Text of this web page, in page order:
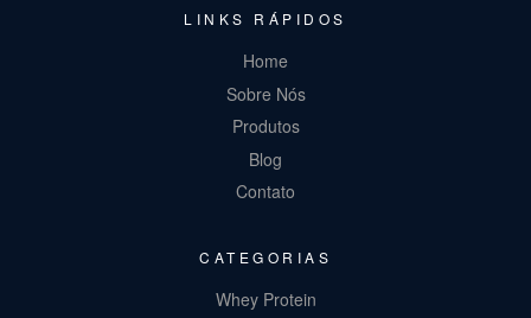
LINKS RÁPIDOS
Home
Sobre Nós
Produtos
Blog
Contato
CATEGORIAS
Whey Protein